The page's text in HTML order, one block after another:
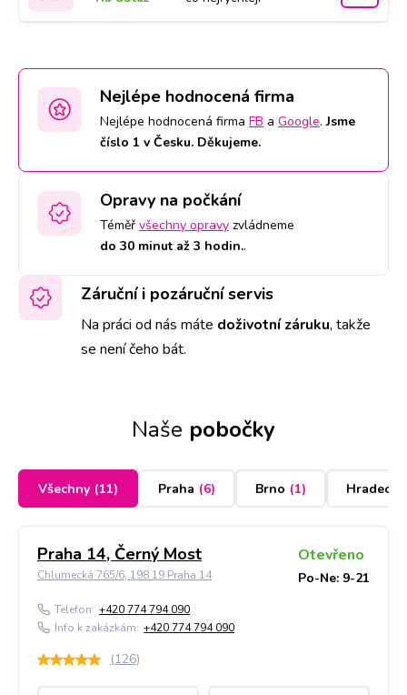
Nejlépe hodnocená firma
Nejlépe hodnocená firma FB a Google.Jsme
číslo 1 v Česku. Děkujeme.
Opravy na počkání
Téměř všechny opravy zvládneme
do 30 minut až 3 hodin..
Záruční i pozáruční servis
Na práci od nás máte doživotní záruku, takže
se není čeho bát.
Naše pobočky
Všechny (11) Praha (6) Brno (1) Hradec
Praha 14, Černý Most
Chlumecká 765/6, 198 19 Praha 14
Otevřeno
Po-Ne: 9-21
Telefon: +420 774 794 090
Info k zakázkám: +420 774 794 090
(126)